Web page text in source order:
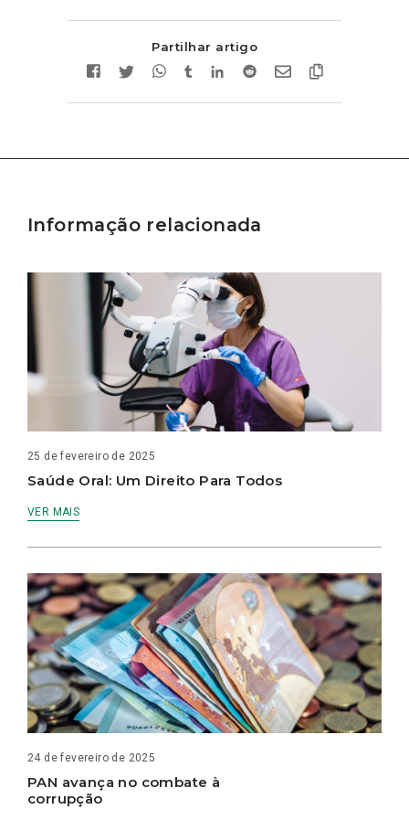
Partilhar artigo
Informação relacionada
25 de fevereiro de 2025
Saúde Oral: Um Direito Para Todos
VER MAIS
24 de fevereiro de 2025
PAN avança no combate à
corrupção